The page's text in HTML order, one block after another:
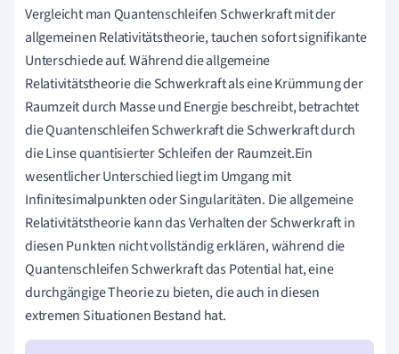
Vergleicht man Quantenschleifen Schwerkraft mit der
allgemeinen Relativitätstheorie, tauchen sofort signifikante
Unterschiede auf. Während die allgemeine
Relativitätstheorie die Schwerkraft als eine Krümmung der
Raumzeit durch Masse und Energie beschreibt, betrachtet
die Quantenschleifen Schwerkraft die Schwerkraft durch
die Linse quantisierter Schleifen der Raumzeit.Ein
wesentlicher Unterschied liegt im Umgang mit
Infinitesimalpunkten oder Singularitäten. Die allgemeine
Relativitätstheorie kann das Verhalten der Schwerkraft in
diesen Punkten nicht vollständig erklären, während die
Quantenschleifen Schwerkraft das Potential hat, eine
durchgängige Theorie zu bieten, die auch in diesen
extremen Situationen Bestand hat.